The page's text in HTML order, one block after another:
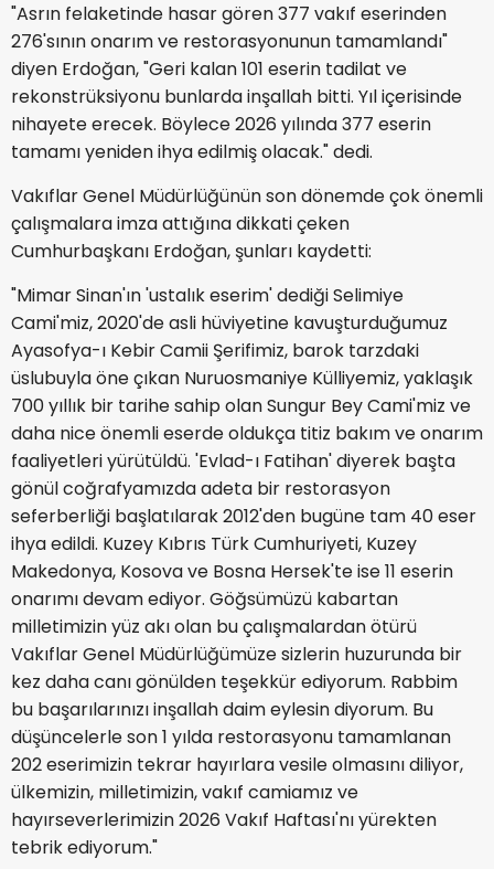
"Asrın felaketinde hasar gören 377 vakıf eserinden
276'sının onarım ve restorasyonunun tamamlandı"
diyen Erdoğan, "Geri kalan 101 eserin tadilat ve
rekonstrüksiyonu bunlarda inşallah bitti. Yıl içerisinde
nihayete erecek. Böylece 2026 yılında 377 eserin
tamamı yeniden ihya edilmiş olacak." dedi.
Vakıflar Genel Müdürlüğünün son dönemde çok önemli
çalışmalara imza attığına dikkati çeken
Cumhurbaşkanı Erdoğan, şunları kaydetti:
"Mimar Sinan'ın 'ustalık eserim' dediği Selimiye
Cami'miz, 2020'de asli hüviyetine kavuşturduğumuz
Ayasofya-ı Kebir Camii Şerifimiz, barok tarzdaki
üslubuyla öne çıkan Nuruosmaniye Külliyemiz, yaklaşık
700 yıllık bir tarihe sahip olan Sungur Bey Cami'miz ve
daha nice önemli eserde oldukça titiz bakım ve onarım
faaliyetleri yürütüldü. 'Evlad-ı Fatihan' diyerek başta
gönül coğrafyamızda adeta bir restorasyon
seferberliği başlatılarak 2012'den bugüne tam 40 eser
ihya edildi. Kuzey Kıbrıs Türk Cumhuriyeti, Kuzey
Makedonya, Kosova ve Bosna Hersek'te ise 11 eserin
onarımı devam ediyor. Göğsümüzü kabartan
milletimizin yüz akı olan bu çalışmalardan ötürü
Vakıflar Genel Müdürlüğümüze sizlerin huzurunda bir
kez daha canı gönülden teşekkür ediyorum. Rabbim
bu başarılarınızı inşallah daim eylesin diyorum. Bu
düşüncelerle son 1 yılda restorasyonu tamamlanan
202 eserimizin tekrar hayırlara vesile olmasını diliyor,
ülkemizin, milletimizin, vakıf camiamız ve
hayırseverlerimizin 2026 Vakıf Haftası'nı yürekten
tebrik ediyorum."